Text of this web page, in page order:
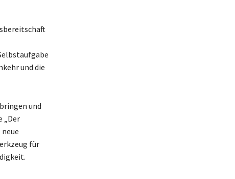
und die
und
„Der
für